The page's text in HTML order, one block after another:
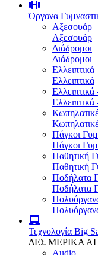
Όργανα
Αξεσουάρ
Αξεσουάρ
Διάδρομοι
Διάδρομοι
Ελλειπτικά
Ελλειπτικά
Πάγκοι
Πάγκοι
Παθητική
Παθητική
Ποδήλατα
Ποδήλατα
Τεχνολογία Big
ΔΕΣ ΜΕΡΙΚΑ
Audio